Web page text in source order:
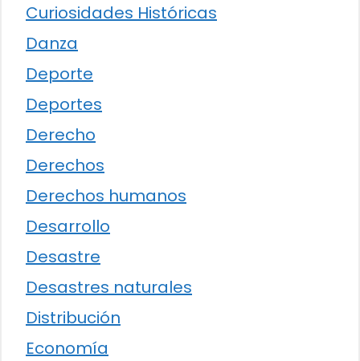
Curiosidades Históricas
Danza
Deporte
Deportes
Derecho
Derechos
Derechos humanos
Desarrollo
Desastre
Desastres naturales
Distribución
Economía